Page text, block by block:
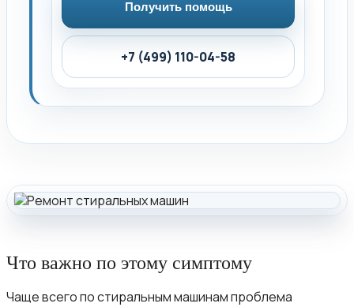
Получить помощь
+7 (499) 110-04-58
Что важно по этому симптому
Чаще всего по стиральным машинам проблема